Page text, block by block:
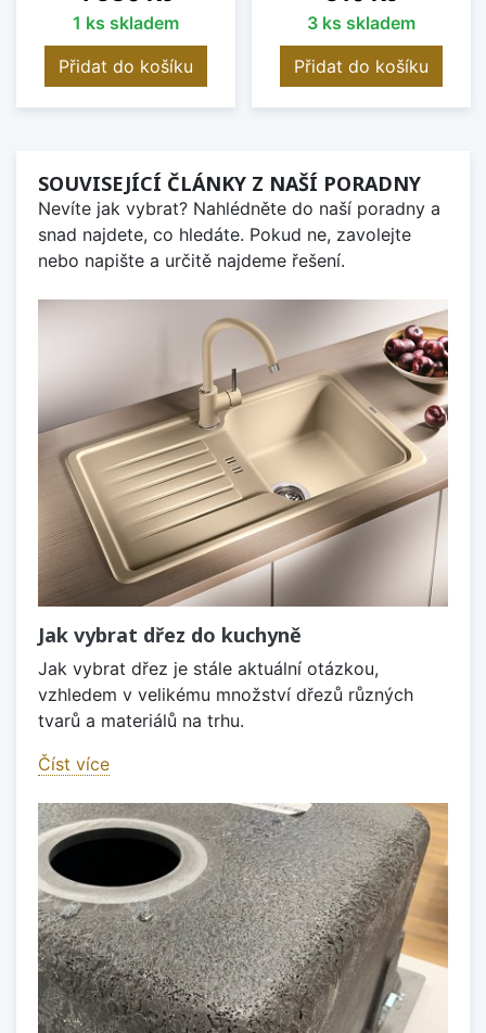
1 ks skladem
Přidat do košíku
3 ks skladem
Přidat do košíku
SOUVISEJÍCÍ ČLÁNKY Z NAŠÍ PORADNY
Nevíte jak vybrat? Nahlédněte do naší poradny a
snad najdete, co hledáte. Pokud ne, zavolejte
nebo napište a určitě najdeme řešení.
Jak vybrat dřez do kuchyně
Jak vybrat dřez je stále aktuální otázkou,
vzhledem v velikému množství dřezů různých
tvarů a materiálů na trhu.
Číst více